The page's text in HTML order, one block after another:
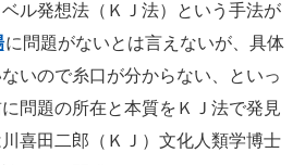
ル発想法（ＫＪ法）という手法が
に問題がないとは言えないが、具体
いので糸口が分からない、といっ
問題の所在と本質をＫＪ法で発見
喜田二郎（ＫＪ）文化人類学博士